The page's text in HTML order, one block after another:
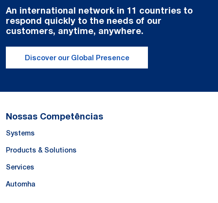
An international network in 11 countries to
respond quickly to the needs of our
customers, anytime, anywhere.
Discover our Global Presence
Nossas Competências
Systems
Products & Solutions
Services
Automha